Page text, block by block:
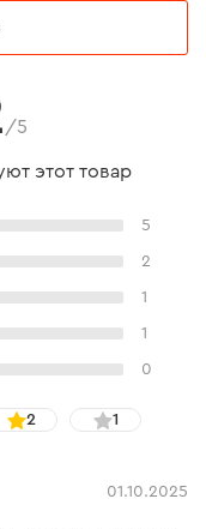
установить
/5
этот товар
5
2
1
1
0
2 1
01.10.2025